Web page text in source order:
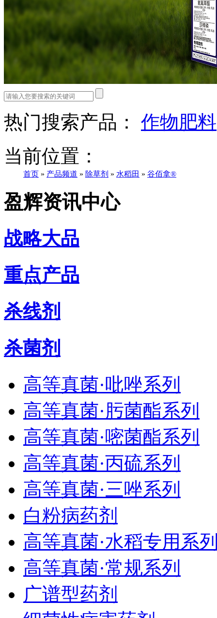
热门搜索产品： 作物肥料
当前位置：
首页 » 产品频道 » 除草剂 » 水稻田 » 谷佰拿®
盈辉资讯中心
战略大品
重点产品
杀线剂
杀菌剂
高等真菌·吡唑系列
高等真菌·肟菌酯系列
高等真菌·嘧菌酯系列
高等真菌·丙硫系列
高等真菌·三唑系列
白粉病药剂
高等真菌·水稻专用系
高等真菌·常规系列
广谱型药剂